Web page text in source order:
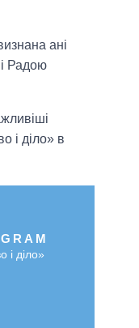
ані
Радою
і діло» в
і діло»